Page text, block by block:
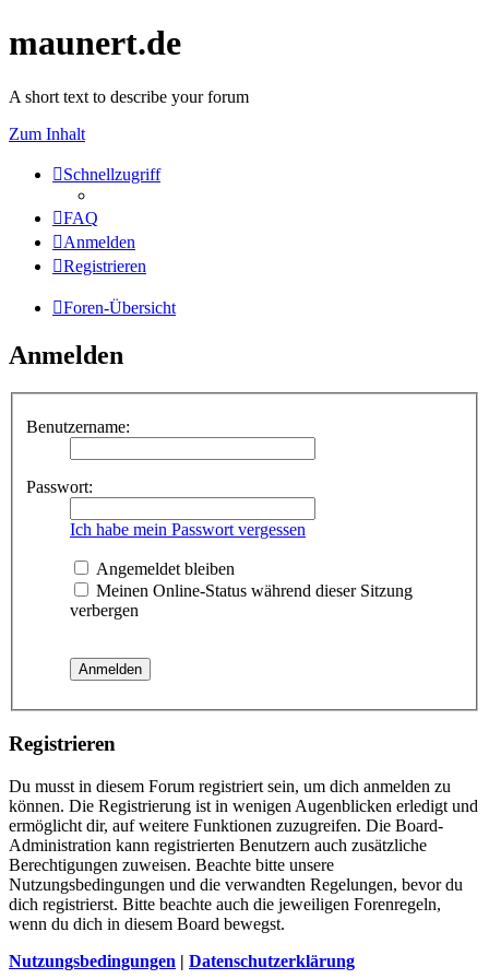
maunert.de
A short text to describe your forum
Zum Inhalt
Schnellzugriff
FAQ
Anmelden
Registrieren
Foren-Übersicht
Anmelden
Benutzername:
Passwort:
Ich habe mein Passwort vergessen
Angemeldet bleiben
Meinen Online-Status während dieser Sitzung
verbergen
Registrieren
Du musst in diesem Forum registriert sein, um dich anmelden zu
können. Die Registrierung ist in wenigen Augenblicken erledigt und
ermöglicht dir, auf weitere Funktionen zuzugreifen. Die Board-
Administration kann registrierten Benutzern auch zusätzliche
Berechtigungen zuweisen. Beachte bitte unsere
Nutzungsbedingungen und die verwandten Regelungen, bevor du
dich registrierst. Bitte beachte auch die jeweiligen Forenregeln,
wenn du dich in diesem Board bewegst.
Nutzungsbedingungen | Datenschutzerklärung